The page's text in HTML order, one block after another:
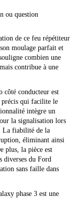
ou question
de ce feu répétiteur
moulage parfait et
combien une
contribue à une
côté conducteur est
précis qui facilite le
intègre un
la signalisation lors
La fiabilité de la
éliminant ainsi
plus, la pièce est
diverses du Ford
sans faille dans
phase 3 est une